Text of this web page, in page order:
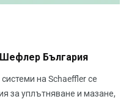
България
на Schaeffler се
за уплътняване и мазане,